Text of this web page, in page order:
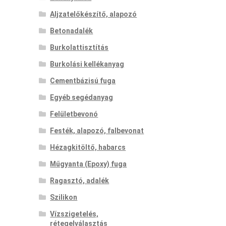
Aljzatelőkészítő, alapozó
Betonadalék
Burkolattisztítás
Burkolási kellékanyag
Cementbázisú fuga
Egyéb segédanyag
Felületbevonó
Festék, alapozó, falbevonat
Hézagkitöltő, habarcs
Műgyanta (Epoxy) fuga
Ragasztó, adalék
Szilikon
Vízszigetelés,
rétegelválasztás